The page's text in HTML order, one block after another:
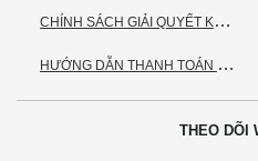
C
HÍNH SÁCH GIẢI QUYẾT KHIẾU NẠI
H
ƯỚNG DẪN THANH TOÁN VNPAY
THEO DÕI